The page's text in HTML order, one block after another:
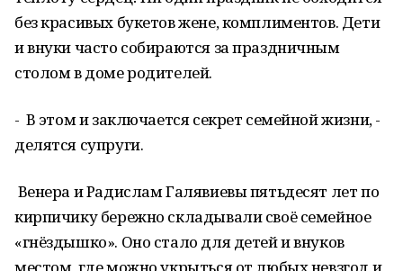
без красивых букетов жене, комплиментов. Дети
и внуки часто собираются за праздничным
столом в доме родителей.
- В этом и заключается секрет семейной жизни, -
делятся супруги.
Венера и Радислам Галявиевы пятьдесят лет по
кирпичику бережно складывали своё семейное
«гнёздышко». Оно стало для детей и внуков